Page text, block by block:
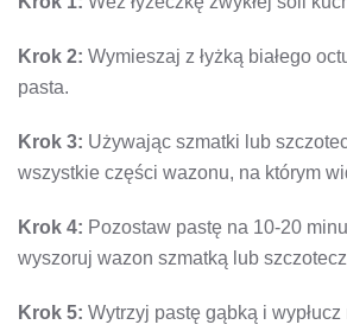
Krok 2: Wymieszaj z łyżką białego
pasta.
Krok 3: Używając szmatki lub
wszystkie części wazonu, na którym
Krok 4: Pozostaw pastę na 10-20
wyszoruj wazon szmatką lub
Krok 5: Wytrzyj pastę gąbką i